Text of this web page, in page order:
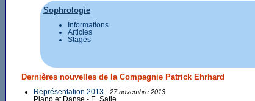
Sophrologie
Informations
Articles
Stages
Dernières nouvelles de la Compagnie Patrick Ehrhard
Représentation 2013 - 27 novembre 2013
Piano et Danse - E. Satie